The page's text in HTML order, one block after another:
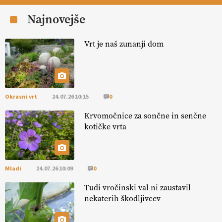
https://t.co/K0USFPJ5fJ @EUAgri #IMCAP #CAP
https://t.co/vcHhoOixHy
[EKOloško = LOGIČNO
ampak tudi način njene pridelave
@EUAgri #imcap #cap #blog https://t.co/2sllAmcKwG
[EKOloško = LOGIČNO
prilagojene sorte
so temelj uspešne ekološke pridelave.
https://t.co/OQSsax7l8V @EUAgri #IMCAP #CAP
https://t.co/PAL0zlhVia
[EKOloško = LOGIČNO
aronije
v dobrem desetletju zrasla v uspešno kmetijsko in
Najnovejše
Vrt je naš zunanji dom
Okrasni vrt 24.07.26 10:15 0
Krvomočnice za sončne in senčne
kotičke vrta
Mladi 24.07.26 10:09 0
Tudi vročinski val ni zaustavil
nekaterih škodljivcev